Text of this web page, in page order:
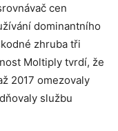
cen
dominantního
zhruba tři
Moltiply tvrdí, že
2017 omezovaly
službu